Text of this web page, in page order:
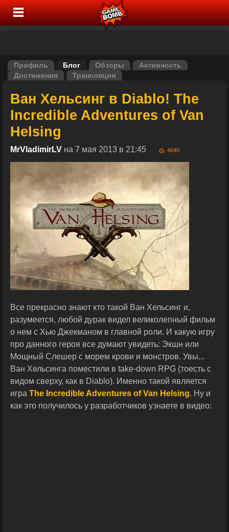
Профиль Блог Обзоры
Активность
Достижения
Трансляции
Ван Хельсинг в Diablo! The
Incredible Adventures of Van
Helsing
MrVladimirLV на 7 мая 2013 в 21:45 4640
Все прекрасно знают кто такой Ван Хельсинг и,
разумеется, любой дурак видел великолепный фильм
о нем с Хью Джекманом в главной роли. И какую игру
про данного героя все думают увидеть: Экшн или
Мощный Слешер с морем крови и монстров. Увы...
Ван Хельсинга поместили в take-down RPG (тоесть с
видом сверху, как в Diablo). Именно такой является
игра The Incredible Adventures of Van Helsing. Ну и
как это получилось у разработчиков узнаете в видео: